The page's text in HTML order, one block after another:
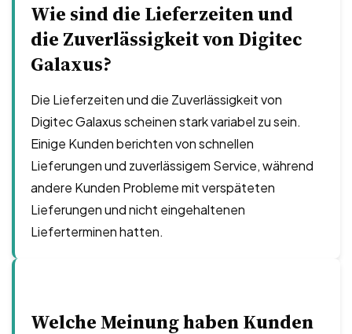
Wie sind die Lieferzeiten und
die Zuverlässigkeit von Digitec
Galaxus?
Die Lieferzeiten und die Zuverlässigkeit von
Digitec Galaxus scheinen stark variabel zu sein.
Einige Kunden berichten von schnellen
Lieferungen und zuverlässigem Service, während
andere Kunden Probleme mit verspäteten
Lieferungen und nicht eingehaltenen
Lieferterminen hatten.
Welche Meinung haben Kunden